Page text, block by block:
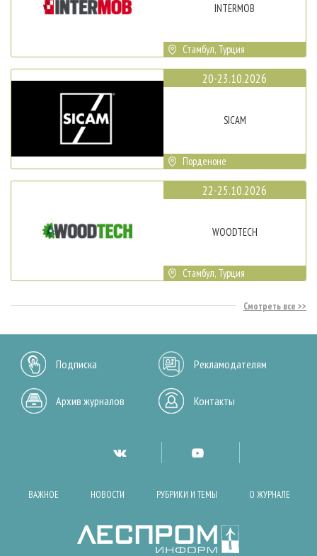
INTERMOB
Стамбул, Турция
20-23.10.2026
SICAM
Порденоне
22-25.10.2026
WOODTECH
Стамбул, Турция
Смотреть все
Подписка Рекламодателям
Архив журналов Контакты
ВАЖНОЕ НОВОСТИ РУБРИКИ И ТЕМЫ О ЖУРНАЛЕ